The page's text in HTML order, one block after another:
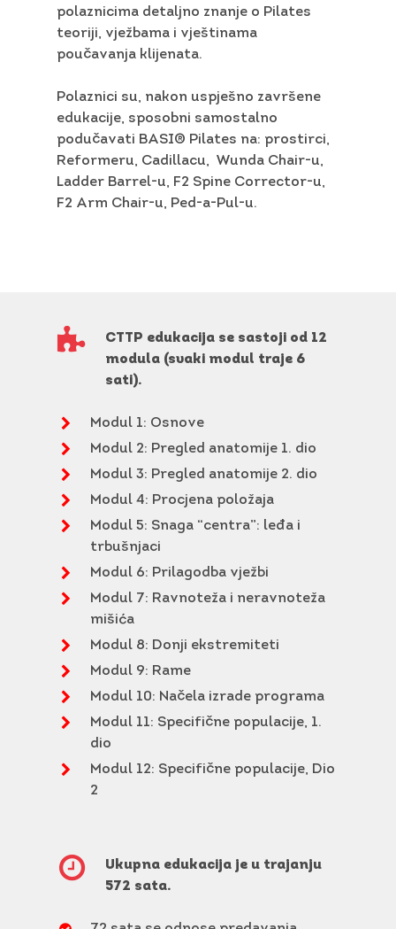
polaznicima detaljno znanje o Pilates
teoriji, vježbama i vještinama
poučavanja klijenata.
Polaznici su, nakon uspješno završene
edukacije, sposobni samostalno
podučavati BASI® Pilates na: prostirci,
Reformeru, Cadillacu, Wunda Chair-u,
Ladder Barrel-u, F2 Spine Corrector-u,
F2 Arm Chair-u, Ped-a-Pul-u.
CTTP edukacija se sastoji od 12
modula (svaki modul traje 6
sati).
Modul 1: Osnove
Modul 2: Pregled anatomije 1. dio
Modul 3: Pregled anatomije 2. dio
Modul 4: Procjena položaja
Modul 5: Snaga “centra”: leđa i
trbušnjaci
Modul 6: Prilagodba vježbi
Modul 7: Ravnoteža i neravnoteža
mišića
Modul 8: Donji ekstremiteti
Modul 9: Rame
Modul 10: Načela izrade programa
Modul 11: Specifične populacije, 1.
dio
Modul 12: Specifične populacije, Dio
2
Ukupna edukacija je u trajanju
572 sata.